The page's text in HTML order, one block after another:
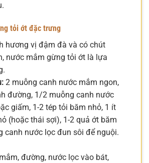
tỏi ớt đặc trưng
hương vị đậm đà và có chút
nước mắm gừng tỏi ớt là lựa
2 muỗng canh nước mắm ngon,
đường, 1/2 muỗng canh nước
giấm, 1-2 tép tỏi băm nhỏ, 1 ít
(hoặc thái sợi), 1-2 quả ớt băm
canh nước lọc đun sôi để nguội.
đường, nước lọc vào bát,